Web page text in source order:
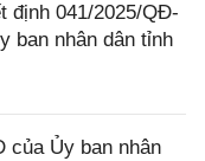
định 041/2025/QĐ-
ban nhân dân tỉnh
của Ủy ban nhân